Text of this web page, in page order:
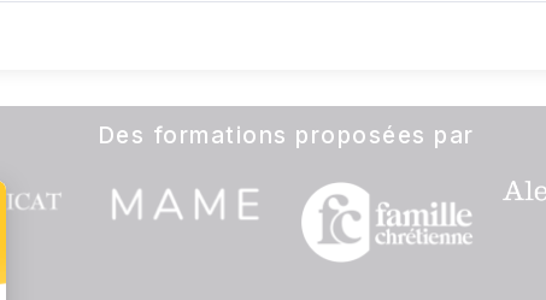
Des formations proposées par